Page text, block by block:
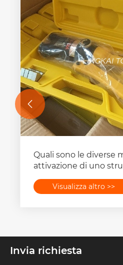
Quali sono le diverse
attivazione di uno
Visualizza altro >>

Invia richiesta